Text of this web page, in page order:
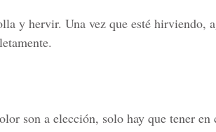
y hervir. Una vez que esté hirviendo,
son a elección, solo hay que tener en